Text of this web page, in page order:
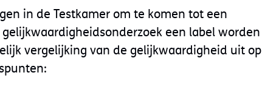
in de Testkamer om te komen tot een
een label worden
vergelijking van de gelijkwaardigheid uit op